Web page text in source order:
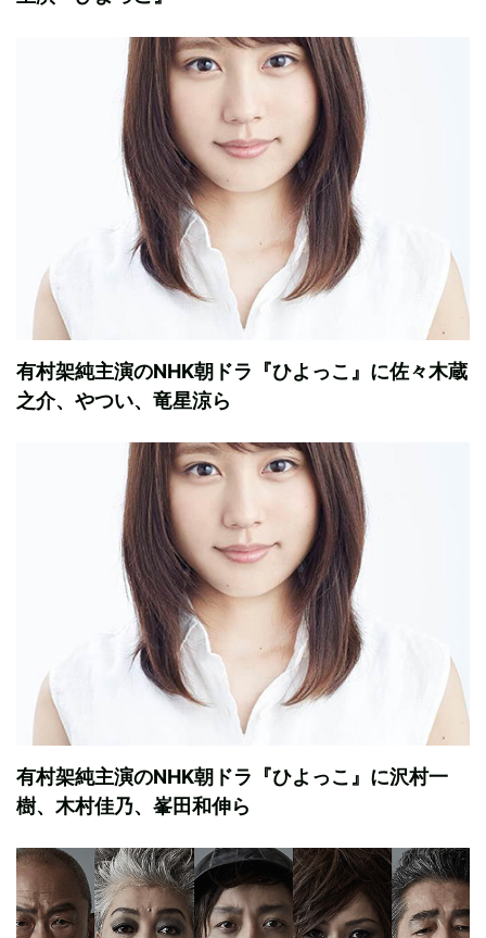
有村架純主演のNHK朝ドラ『ひよっこ』に佐々木蔵
之介、やつい、竜星涼ら
有村架純主演のNHK朝ドラ『ひよっこ』に沢村一
樹、木村佳乃、峯田和伸ら